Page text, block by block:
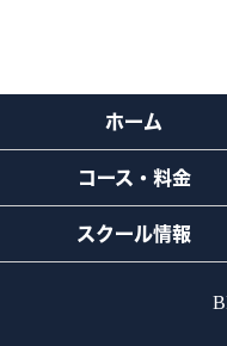
ホーム
コース・料金
スクール情報